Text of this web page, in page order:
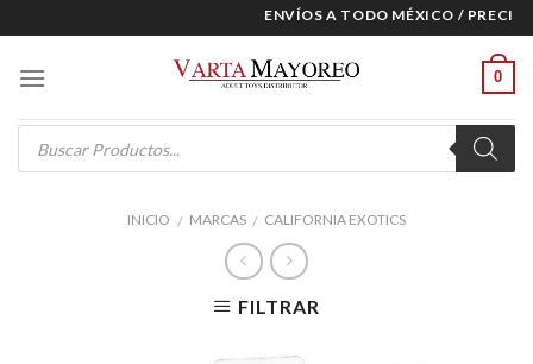
to
content
ENVÍOS A TODO MÉXICO / PRECIOS
0
Products
search
INICIO / MARCAS / CALIFORNIA EXOTICS
FILTRAR